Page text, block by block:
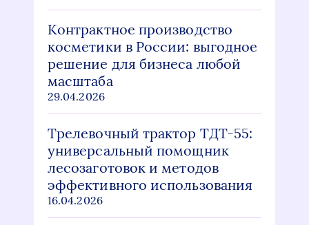
Контрактное производство
косметики в России: выгодное
решение для бизнеса любой
масштаба
29.04.2026
Трелевочный трактор ТДТ-55:
универсальный помощник
лесозаготовок и методов
эффективного использования
16.04.2026